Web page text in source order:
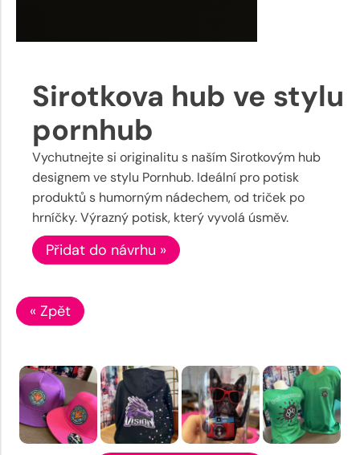
Sirotkova hub ve stylu
pornhub
Vychutnejte si originalitu s naším Sirotkovým hub
designem ve stylu Pornhub. Ideální pro potisk
produktů s humorným nádechem, od triček po
hrníčky. Výrazný potisk, který vyvolá úsměv.
Přidat do návrhu »
« Zpět